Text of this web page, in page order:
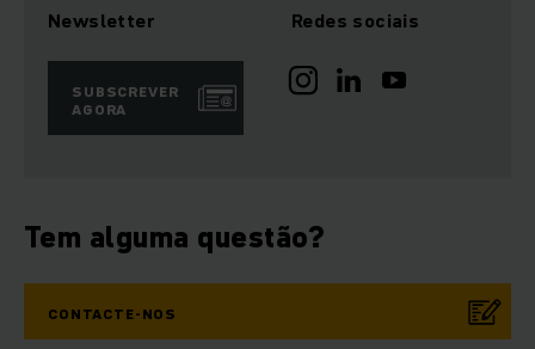
Newsletter
SUBSCREVER
AGORA
Redes sociais
Tem alguma questão?
CONTACTE-NOS